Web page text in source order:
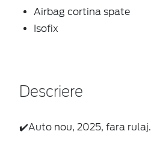
Airbag cortina spate
Isofix
Descriere
✔️Auto nou, 2025, fara rulaj.